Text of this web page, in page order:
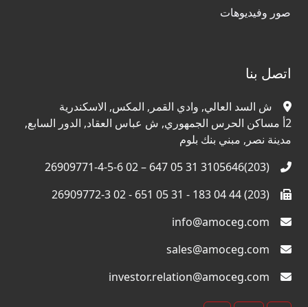
صور وفيديوهات
اتصل بنا
ش السد العالي, وادي القمر, المكس, الاسكندرية
2أ مساكن الحرس الجمهوري, ش عباس العقاد, الدور السابع,
مدينة نصر, مبني بنك بلوم
(203)3105646 31 05 647 – 02 26909771-4-5-6
(203) 44 04 183 - 31 05 651 - 02 26909772-3
info@amoceg.com
sales@amoceg.com
investor.relation@amoceg.com